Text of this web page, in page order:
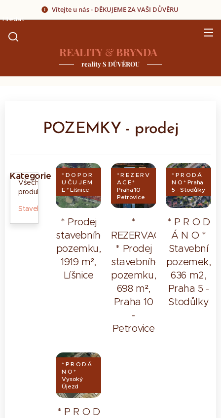
Vítejte u nás - DĚKUJEME ZA VAŠI DŮVĚRU
REALITY & BRYNDA
reality S DŮVĚROU
Hledat
POZEMKY - prodej
Kategorie
Všechny
produkty
Stavební
* Prodej
stavebního
pozemku,
1919 m²,
Líšnice
* D O P O R
U Č U J E M
E * Líšnice
*
REZERVACE
* Prodej
stavebního
pozemku,
698 m²,
Praha 10
-
Petrovice
* R E Z E R V
A C E *
Praha 10 -
Petrovice
* P R O D
Á N O *
Stavební
pozemek,
636 m2,
Praha 5 -
Stodůlky
* P R O D Á
N O * Praha
5 - Stodůlky
* P R O D
* P R O D Á
N O *
Vysoký
Újezd